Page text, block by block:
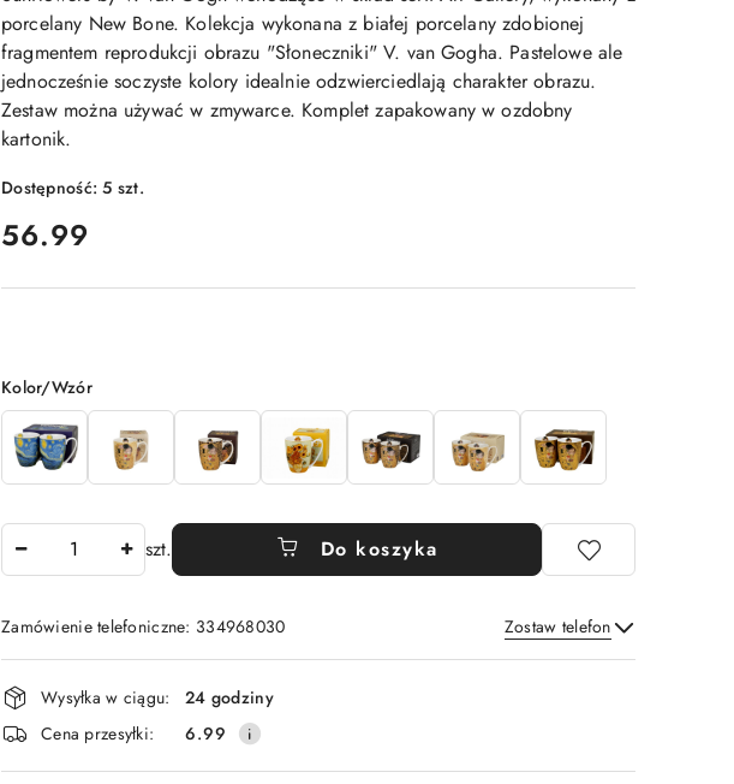
porcelany New Bone. Kolekcja wykonana z białej porcelany zdobionej
fragmentem reprodukcji obrazu "Słoneczniki" V. van Gogha. Pastelowe ale
jednocześnie soczyste kolory idealnie odzwierciedlają charakter obrazu.
Zestaw można używać w zmywarce. Komplet zapakowany w ozdobny
kartonik.
Dostępność:5 szt.
cena:
56.99
Wariant
Kolor/Wzór
szt. Do koszyka
Zamówienie telefoniczne: 334968030 Zostaw telefon
Wyślij
Dostępność
i
dostawa
Wysyłka w ciągu:
24 godziny
Cena przesyłki:
6.99